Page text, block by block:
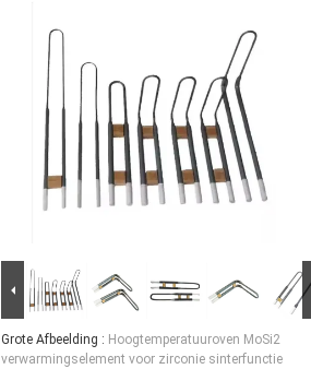
Grote Afbeelding : Hoogtemperatuuroven MoSi2
verwarmingselement voor zirconie sinterfunctie